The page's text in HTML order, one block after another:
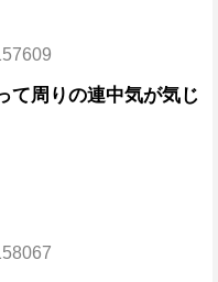
て周りの連中気が気じ